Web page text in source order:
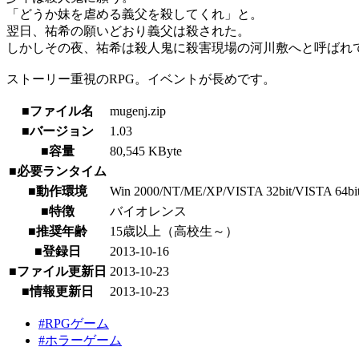
「どうか妹を虐める義父を殺してくれ」と。
翌日、祐希の願いどおり義父は殺された。
しかしその夜、祐希は殺人鬼に殺害現場の河川敷へと呼ば
ストーリー重視のRPG。イベントが長めです。
■ファイル名
mugenj.zip
■バージョン
1.03
■容量
80,545 KByte
■必要ランタイム
■動作環境
Win 2000/NT/ME/XP/VISTA 32bit/VISTA
■特徴
バイオレンス
■推奨年齢
15歳以上（高校生～）
■登録日
2013-10-16
■ファイル更新日 2013-10-23
■情報更新日
2013-10-23
#RPGゲーム
#ホラーゲーム